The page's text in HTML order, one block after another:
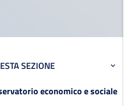
SEZIONE
economico e sociale